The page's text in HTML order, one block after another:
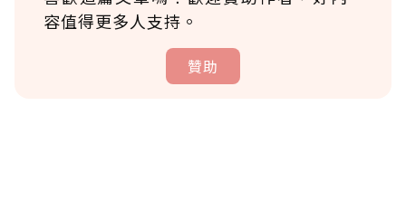
容值得更多人支持。
贊助